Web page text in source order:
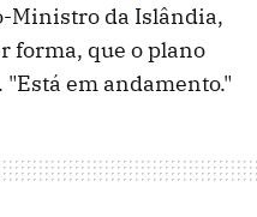
Ministro da Islândia,
forma, que o plano
em andamento."